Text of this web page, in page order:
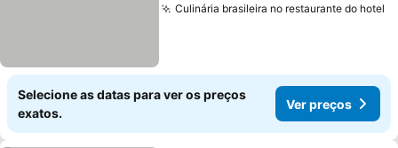
Culinária brasileira no restaurante do hotel
Selecione as datas para ver os preços
exatos.
Ver preços